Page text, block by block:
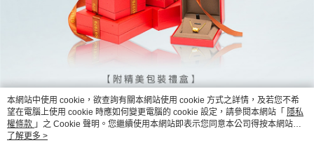
本網站中使用 cookie，欲查詢有關本網站使用 cookie 方式之詳情，及若您不希
望在電腦上使用 cookie 時應如何變更電腦的 cookie 設定，請參閱本網站「 隱私
權條款 」之 Cookie 聲明。您繼續使用本網站即表示您同意本公司得按本網站使
用條款之 Cookie 聲明使用 cookie。
了解更多 >